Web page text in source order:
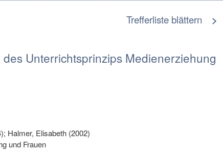
Trefferliste blättern >
Unterrichtsprinzips Medienerziehung
Halmer, Elisabeth (2002)
und Frauen